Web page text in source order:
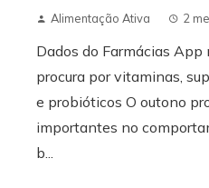
Alimentação Ativa 2
Dados do Farmácias
procura por vitaminas,
e probióticos O outono
importantes no
b...